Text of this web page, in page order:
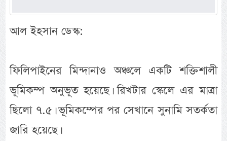
আল ইহসান ডেস্ক:
ফিলিপাইনের মিন্দানাও অঞ্চলে একটি শক্তিশালী
ভূমিকম্প অনুভূত হয়েছে। রিখটার স্কেলে এর মাত্রা
ছিলো ৭.৫। ভূমিকম্পের পর সেখানে সুনামি সতর্কতা
জারি হয়েছে।